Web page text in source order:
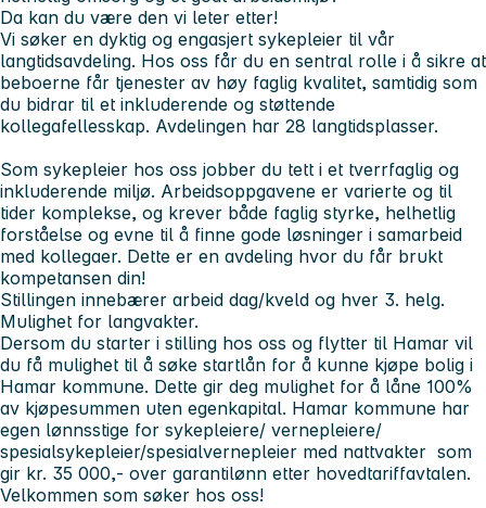
Da kan du være den vi leter etter!
Vi søker en dyktig og engasjert sykepleier til vår
langtidsavdeling. Hos oss får du en sentral rolle i å sikre at
beboerne får tjenester av høy faglig kvalitet, samtidig som
du bidrar til et inkluderende og støttende
kollegafellesskap. Avdelingen har 28 langtidsplasser.
Som sykepleier hos oss jobber du tett i et tverrfaglig og
inkluderende miljø. Arbeidsoppgavene er varierte og til
tider komplekse, og krever både faglig styrke, helhetlig
forståelse og evne til å finne gode løsninger i samarbeid
med kollegaer. Dette er en avdeling hvor du får brukt
kompetansen din!
Stillingen innebærer arbeid dag/kveld og hver 3. helg.
Mulighet for langvakter.
Dersom du starter i stilling hos oss og flytter til Hamar vil
du få mulighet til å søke startlån for å kunne kjøpe bolig i
Hamar kommune. Dette gir deg mulighet for å låne 100%
av kjøpesummen uten egenkapital. Hamar kommune har
egen lønnsstige for sykepleiere/ vernepleiere/
spesialsykepleier/spesialvernepleier med nattvakter som
gir kr. 35 000,- over garantilønn etter hovedtariffavtalen.
Velkommen som søker hos oss!